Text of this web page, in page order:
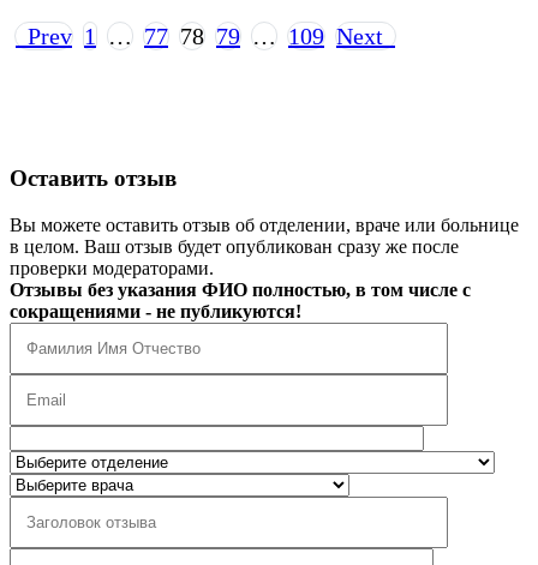
Prev 1 … 77 78 79 … 109 Next
Оставить отзыв
Вы можете оставить отзыв об отделении, враче или больнице
в целом. Ваш отзыв будет опубликован сразу же после
проверки модераторами.
Отзывы без указания ФИО полностью, в том числе с
сокращениями - не публикуются!